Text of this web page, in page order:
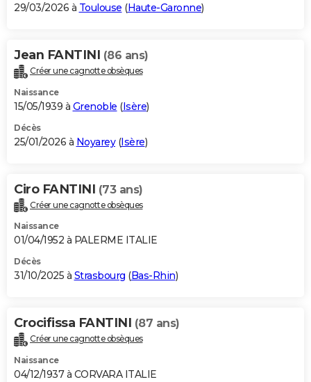
29/03/2026 à Toulouse (Haute-Garonne)
Jean FANTINI (86 ans)
Créer une cagnotte obsèques
Naissance
15/05/1939 à Grenoble (Isère)
Décès
25/01/2026 à Noyarey(Isère)
Ciro FANTINI (73 ans)
Créer une cagnotte obsèques
Naissance
01/04/1952 à PALERME ITALIE
Décès
31/10/2025 à Strasbourg (Bas-Rhin)
Crocifissa FANTINI (87 ans)
Créer une cagnotte obsèques
Naissance
04/12/1937 à CORVARA ITALIE